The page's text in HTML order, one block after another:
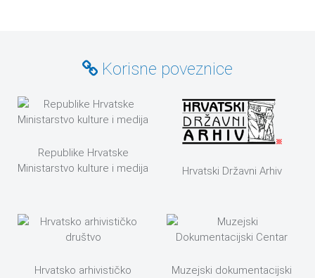
Korisne poveznice
Republike Hrvatske
Ministarstvo kulture i medija
Hrvatski Državni Arhiv
Hrvatsko arhivističko
Muzejski dokumentacijski